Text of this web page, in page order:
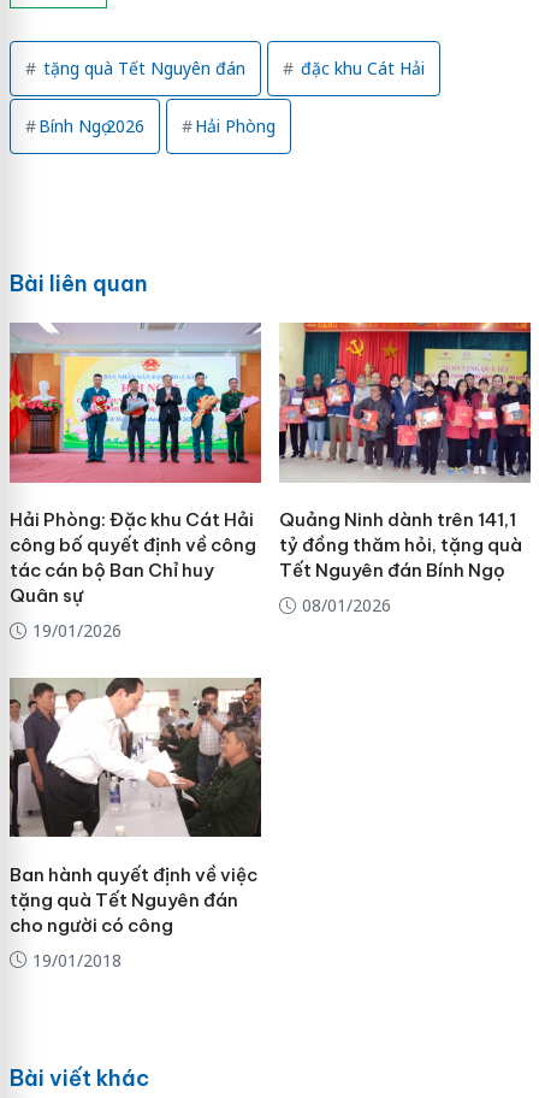
tặng quà Tết Nguyên đán đặc khu Cát Hải
Bính Ngọ 2026 Hải Phòng
Bài liên quan
Hải Phòng: Đặc khu Cát Hải
công bố quyết định về công
tác cán bộ Ban Chỉ huy
Quân sự
19/01/2026
Quảng Ninh dành trên 141,1
tỷ đồng thăm hỏi, tặng quà
Tết Nguyên đán Bính Ngọ
08/01/2026
Ban hành quyết định về việc
tặng quà Tết Nguyên đán
cho người có công
19/01/2018
Bài viết khác